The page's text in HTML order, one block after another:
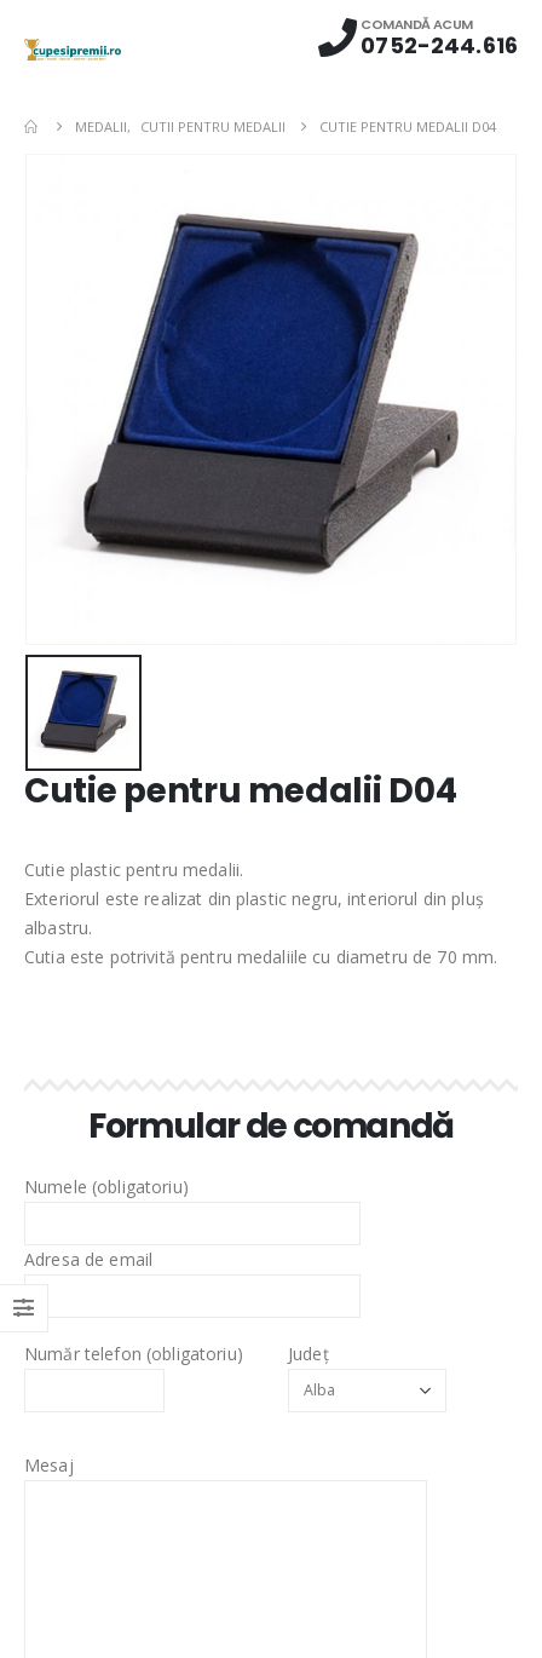
COMANDĂ ACUM
0752-244.616
MEDALII, CUTII PENTRU MEDALII CUTIE PENTRU MEDALII D04
Cutie pentru medalii D04
Cutie plastic pentru medalii.
Exteriorul este realizat din plastic negru, interiorul din pluș
albastru.
Cutia este potrivită pentru medaliile cu diametru de 70 mm.
Formular de comandă
Numele (obligatoriu)
Adresa de email
Număr telefon (obligatoriu) Județ
Mesaj